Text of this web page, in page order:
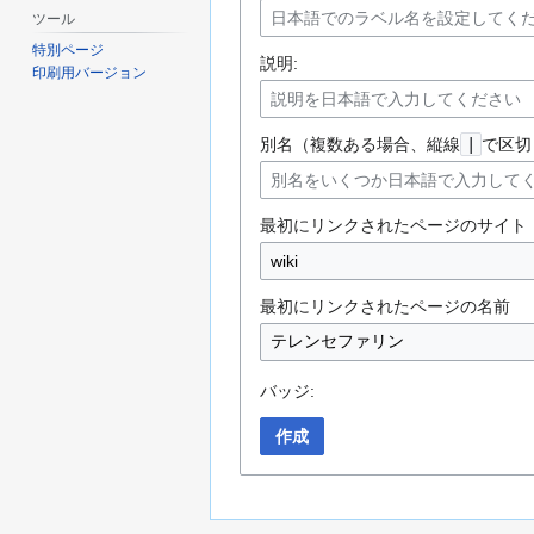
説明:
別名（複数ある場合、縦線 で区
最初にリンクされたページのサイト
最初にリンクされたページの名前
バッジ:
作成
ツール
特別ページ
印刷用バージョン